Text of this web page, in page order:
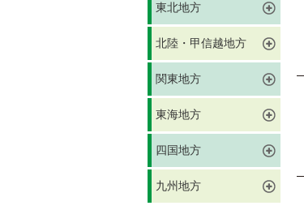
東北地方
北陸・甲信越地方
関東地方
東海地方
四国地方
九州地方